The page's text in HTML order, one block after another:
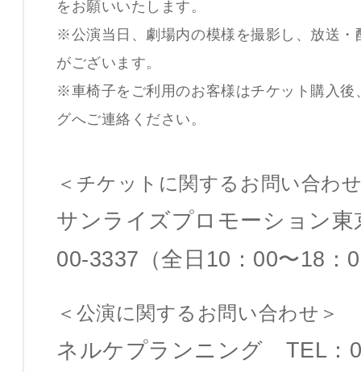
をお願いいたします。
※公演当日、劇場内の模様を撮影し、放送・
がございます。
※車椅子をご利用のお客様はチケット購入後
グへご連絡ください。
＜チケットに関するお問い合わ
サンライズプロモーション
00-3337（全日10：00〜18：
＜公演に関するお問い合わせ＞
ネルケプランニング TEL：